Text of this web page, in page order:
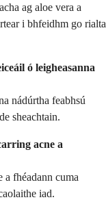
ag aloe vera a
i bhfeidhm go rialta
ó leigheasanna
nádúrtha feabhsú
sheachtain.
acne a
a fhéadann cuma
iad.